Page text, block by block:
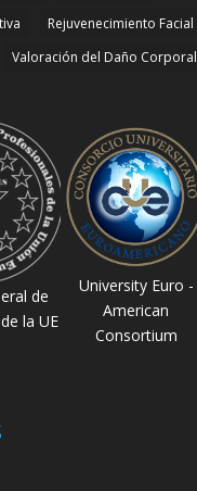
Rejuvenecimiento Facial
Valoración del Daño Corporal
de
la UE
University Euro -
American
Consortium